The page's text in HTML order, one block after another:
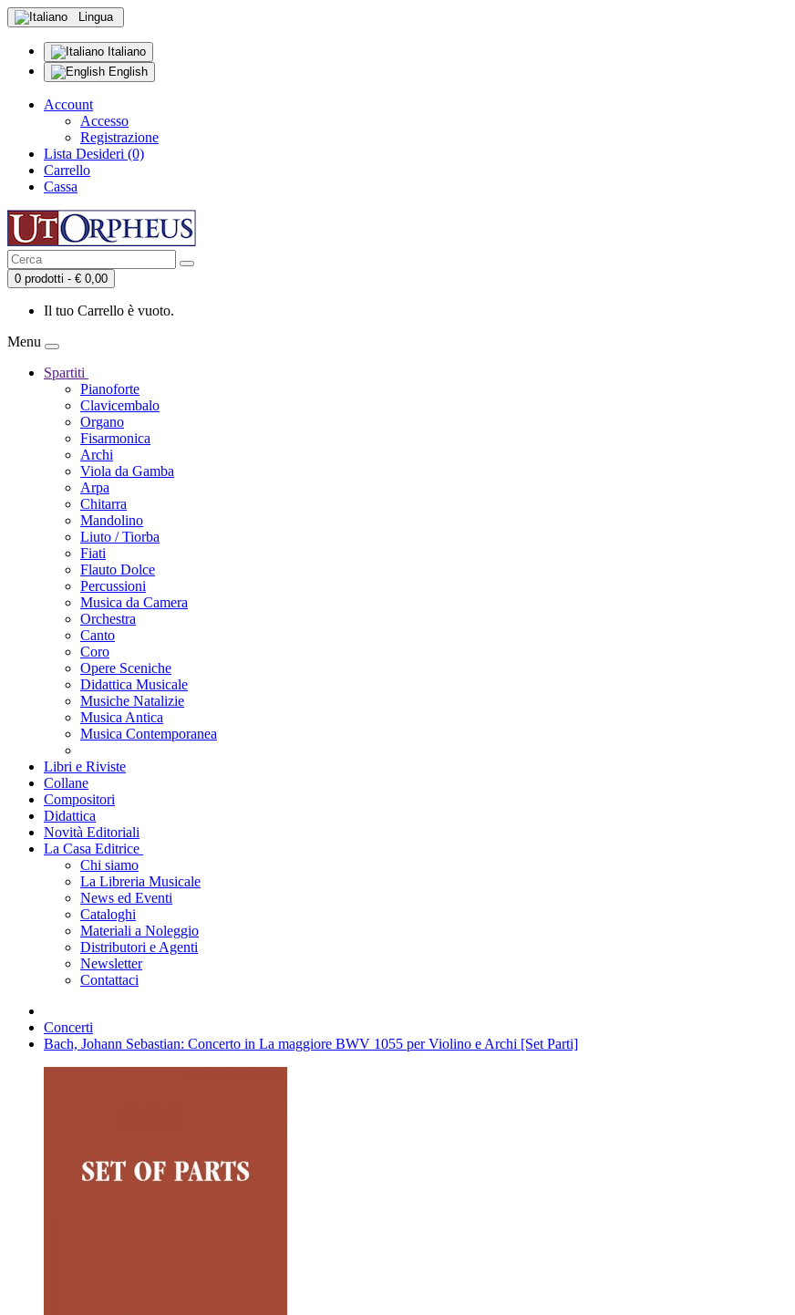
Lingua
Italiano
English
Account
Accesso
Registrazione
Lista Desideri (0)
Carrello
Cassa
0 prodotti - € 0,00
Il tuo Carrello è vuoto.
Menu
Spartiti
Pianoforte
Clavicembalo
Organo
Fisarmonica
Archi
Viola da Gamba
Arpa
Chitarra
Mandolino
Liuto / Tiorba
Fiati
Flauto Dolce
Percussioni
Musica da Camera
Orchestra
Canto
Coro
Opere Sceniche
Didattica Musicale
Musiche Natalizie
Musica Antica
Musica Contemporanea
Libri e Riviste
Collane
Compositori
Didattica
Novità Editoriali
La Casa Editrice
Chi siamo
La Libreria Musicale
News ed Eventi
Cataloghi
Materiali a Noleggio
Distributori e Agenti
Newsletter
Contattaci
Concerti
Bach, Johann Sebastian: Concerto in La maggiore BWV 1055 per Violino e Archi [Set Parti]